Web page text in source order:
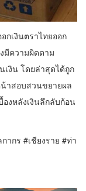
กเงินตราไทยออก
มีความผิดตาม
งิน โดยล่าสุดได้ถูก
าสอบสวนขยายผล
งหลังเงินลึกลับก้อน
กร #เชียงราย #ท่า